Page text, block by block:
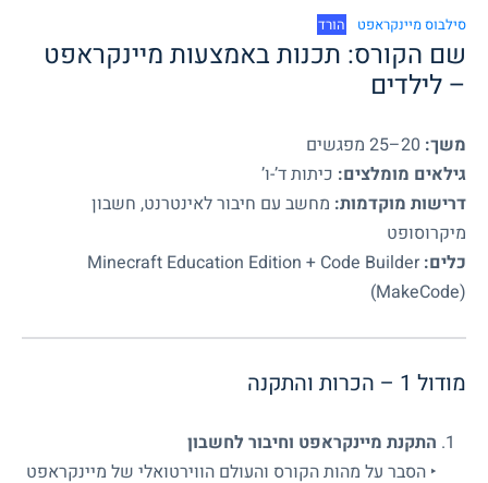
סילבוס מיינקראפט הורד
שם הקורס: תכנות באמצעות מיינקראפט
– לילדים
משך:
גילאים מומלצים: כיתות ד’-ו’
דרישות מוקדמות: מחשב עם חיבור לאינטרנט, חשבון
מיקרוסופט
כלים: Minecraft Education Edition + Code Builder
(MakeCode)
מודול 1 – הכרות והתקנה
התקנת מיינקראפט וחיבור לחשבון
‣ הסבר על מהות הקורס והעולם הווירטואלי של מיינקראפט